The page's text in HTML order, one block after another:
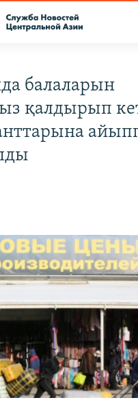
балаларын
қалдырып